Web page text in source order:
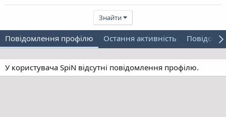
Знайти
Повідомлення профілю Остання активність
У користувача SpiN відсутні повідомлення профілю.